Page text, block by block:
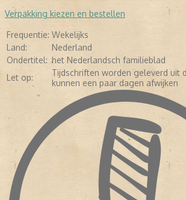
Verpakking kiezen en bestellen
Frequentie: Wekelijks
Land:
Nederland
Ondertitel: het Nederlandsch familieblad
Let op:
Tijdschriften worden geleverd uit
kunnen een paar dagen afwijken